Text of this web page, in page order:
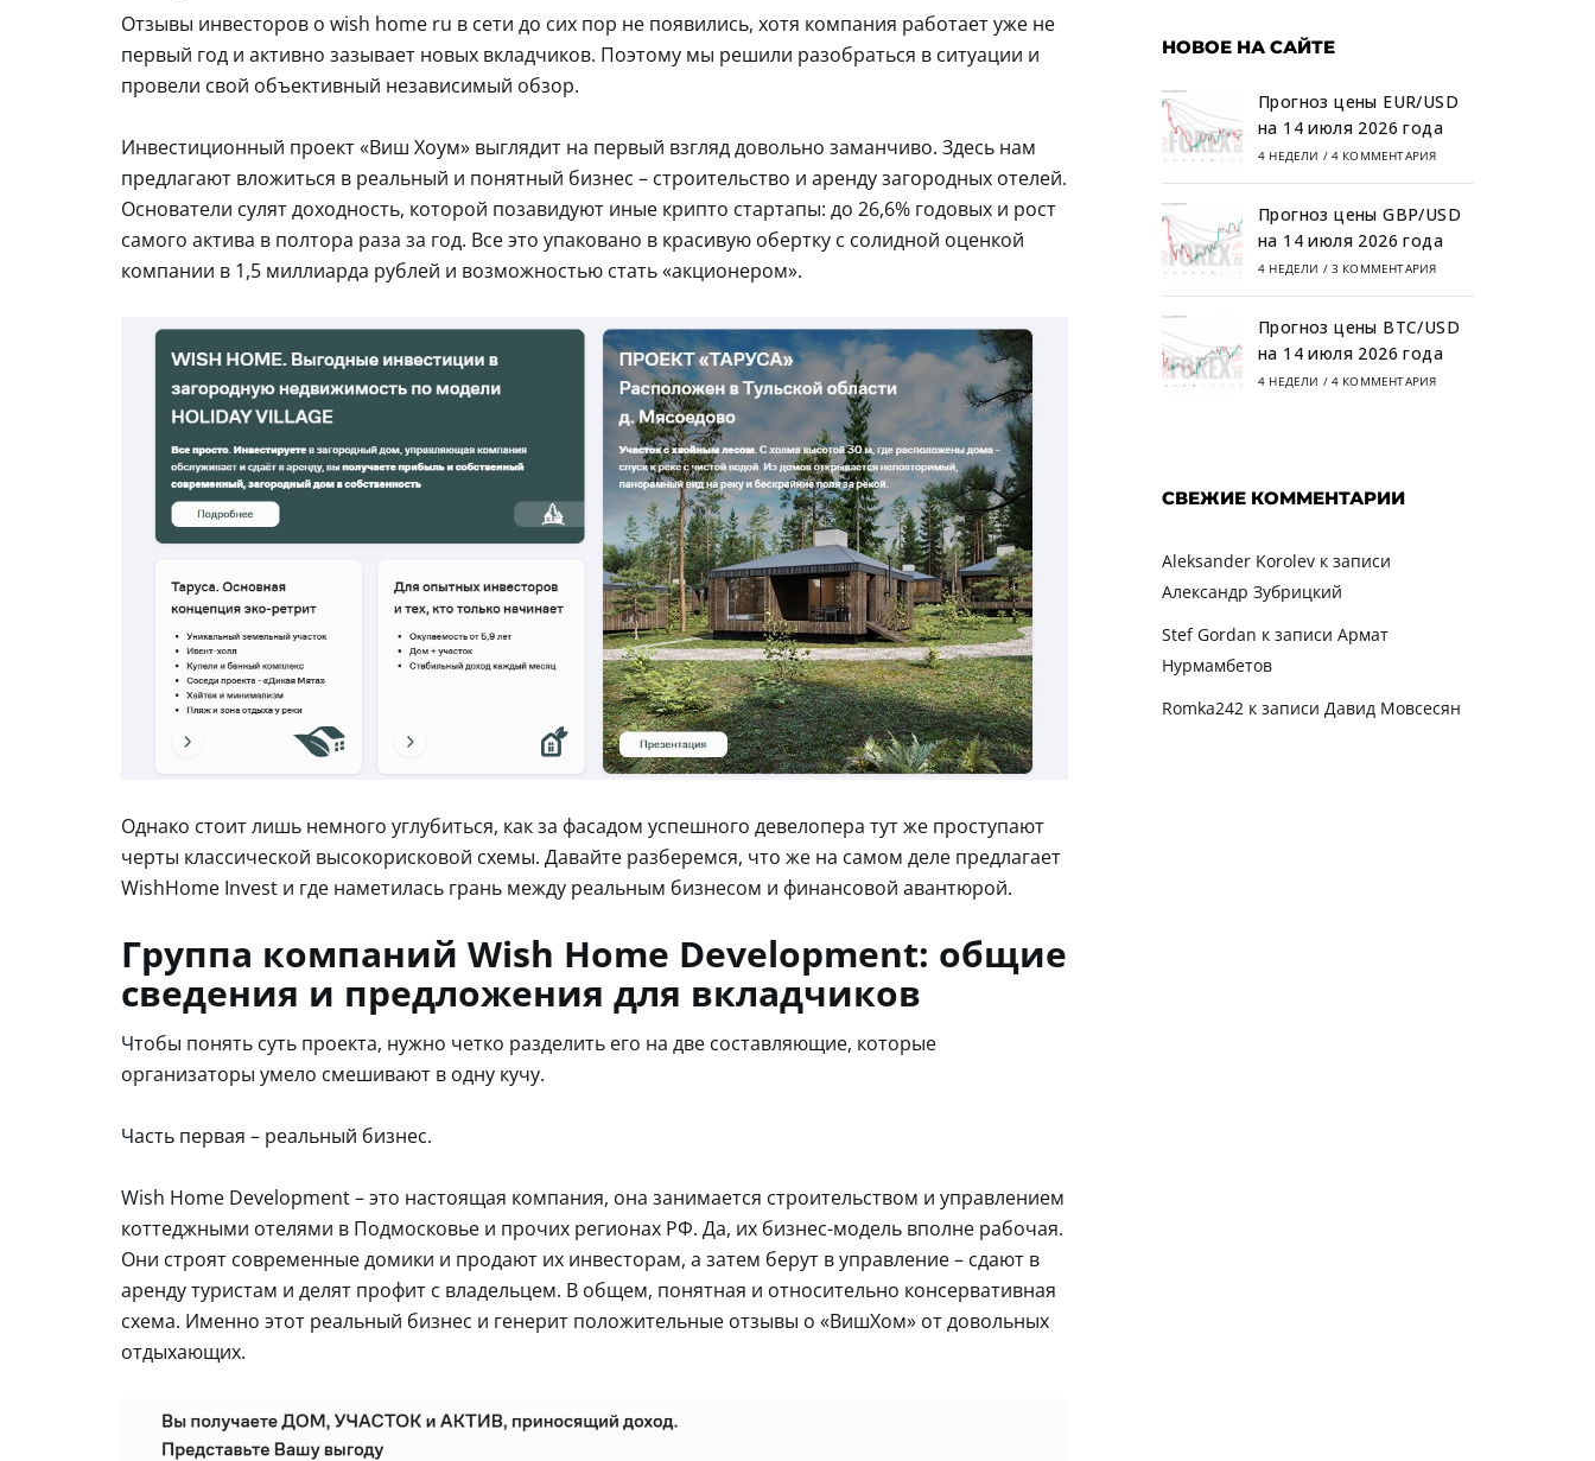
Отзывы инвесторов о wish home ru в сети до сих пор не появились, хотя компания работает уже не
первый год и активно зазывает новых вкладчиков. Поэтому мы решили разобраться в ситуации и
провели свой объективный независимый обзор.
Инвестиционный проект «Виш Хоум» выглядит на первый взгляд довольно заманчиво. Здесь нам
предлагают вложиться в реальный и понятный бизнес – строительство и аренду загородных отелей.
Основатели сулят доходность, которой позавидуют иные крипто стартапы: до 26,6% годовых и рост
самого актива в полтора раза за год. Все это упаковано в красивую обертку с солидной оценкой
компании в 1,5 миллиарда рублей и возможностью стать «акционером».
Однако стоит лишь немного углубиться, как за фасадом успешного девелопера тут же проступают
черты классической высокорисковой схемы. Давайте разберемся, что же на самом деле предлагает
WishHome Invest и где наметилась грань между реальным бизнесом и финансовой авантюрой.
Группа компаний Wish Home Development: общие
сведения и предложения для вкладчиков
Чтобы понять суть проекта, нужно четко разделить его на две составляющие, которые
организаторы умело смешивают в одну кучу.
Часть первая – реальный бизнес.
Wish Home Development – это настоящая компания, она занимается строительством и управлением
коттеджными отелями в Подмосковье и прочих регионах РФ. Да, их бизнес-модель вполне рабочая.
Они строят современные домики и продают их инвесторам, а затем берут в управление – сдают в
аренду туристам и делят профит с владельцем. В общем, понятная и относительно консервативная
схема. Именно этот реальный бизнес и генерит положительные отзывы о «ВишХом» от довольных
отдыхающих.
НОВОЕ НА САЙТЕ
Прогноз цены EUR/USD
на 14 июля 2026 года
4 НЕДЕЛИ / 4 КОММЕНТАРИЯ
Прогноз цены GBP/USD
на 14 июля 2026 года
4 НЕДЕЛИ / 3 КОММЕНТАРИЯ
Прогноз цены BTC/USD
на 14 июля 2026 года
4 НЕДЕЛИ / 4 КОММЕНТАРИЯ
СВЕЖИЕ КОММЕНТАРИИ
Aleksander Korolevк записи
Александр Зубрицкий
Stef Gordan к записи Армат
Нурмамбетов
Romka242 к записи Давид Мовсесян